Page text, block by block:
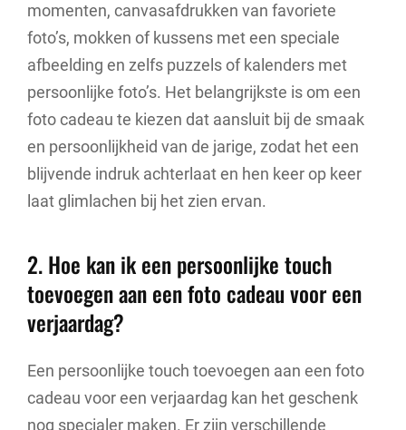
momenten, canvasafdrukken van favoriete
foto’s, mokken of kussens met een speciale
afbeelding en zelfs puzzels of kalenders met
persoonlijke foto’s. Het belangrijkste is om een
foto cadeau te kiezen dat aansluit bij de smaak
en persoonlijkheid van de jarige, zodat het een
blijvende indruk achterlaat en hen keer op keer
laat glimlachen bij het zien ervan.
2. Hoe kan ik een persoonlijke touch
toevoegen aan een foto cadeau voor een
verjaardag?
Een persoonlijke touch toevoegen aan een foto
cadeau voor een verjaardag kan het geschenk
nog specialer maken. Er zijn verschillende